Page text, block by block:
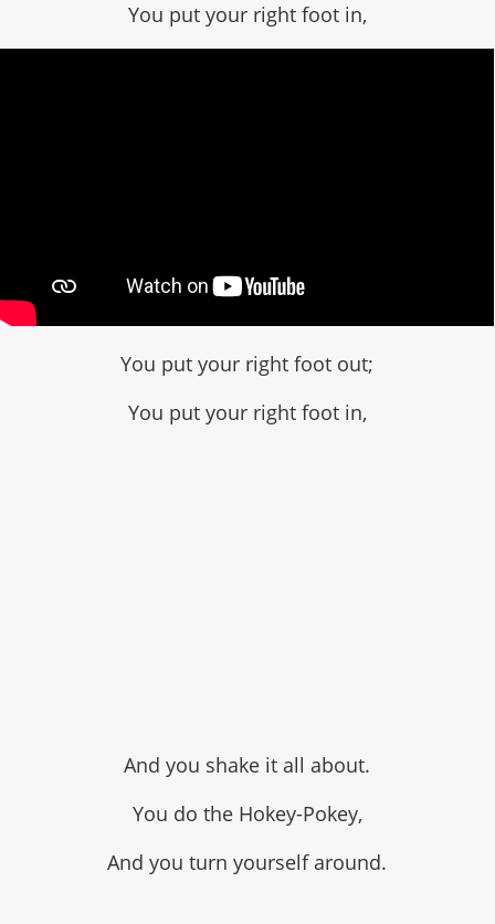
You put your right foot in,
You put your right foot out;
You put your right foot in,
And you shake it all about.
You do the Hokey-Pokey,
And you turn yourself around.